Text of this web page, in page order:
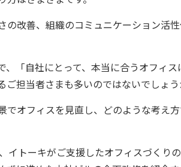
改善、組織のコミュニケーション活
「自社にとって、本当に合うオフィ
担当者さまも多いのではないでしょう
オフィスを見直し、どのような考え
イトーキがご支援したオフィスづくり